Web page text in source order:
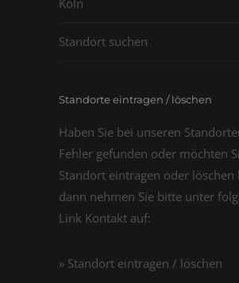
Köln
Standort suchen
Standorte eintragen / löschen
Haben Sie bei unseren
Fehler gefunden oder möchten
Standort eintragen oder löschen
dann nehmen Sie bitte unter
Link Kontakt auf:
» Standort eintragen / löschen